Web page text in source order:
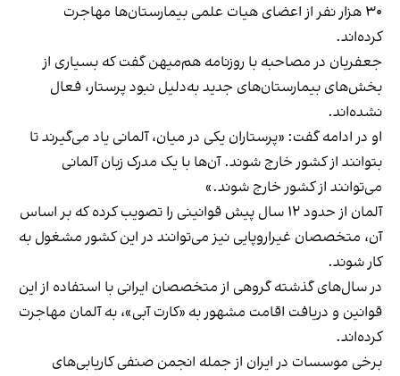
۳۰ هزار نفر از اعضای هیات علمی بیمارستان‌ها مهاجرت
کرده‌اند.
جعفریان در مصاحبه با روزنامه هم‌میهن گفت که بسیاری از
بخش‌های بیمارستان‌های جدید به‌دلیل نبود پرستار، فعال
نشده‌اند.
او در ادامه گفت: «پرستاران یکی در میان، آلمانی یاد می‌گیرند تا
بتوانند از کشور خارج شوند. آن‌ها با یک مدرک زبان آلمانی
می‌توانند از کشور خارج شوند.»
آلمان از حدود ۱۲ سال پیش قوانینی را تصویب کرده که بر اساس
آن، متخصصان غیراروپایی نیز می‌توانند در این کشور مشغول به
کار شوند.
در سال‌های گذشته گروهی از متخصصان ایرانی با استفاده از این
قوانین و دریافت اقامت مشهور به «کارت آبی»، به آلمان مهاجرت
کرده‌اند.
برخی موسسات در ایران از جمله انجمن صنفی کاریابی‌های